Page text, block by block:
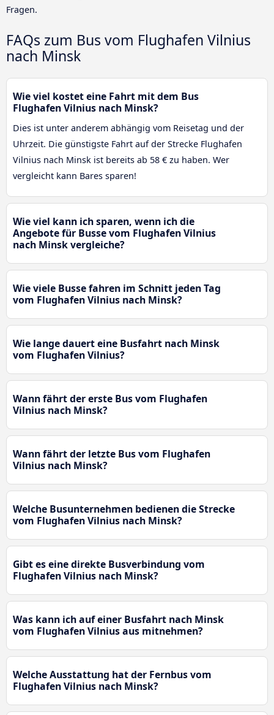
Fragen.
FAQs zum Bus vom Flughafen Vilnius
nach Minsk
Wie viel kostet eine Fahrt mit dem Bus
Flughafen Vilnius nach Minsk?
Dies ist unter anderem abhängig vom Reisetag und der
Uhrzeit. Die günstigste Fahrt auf der Strecke Flughafen
Vilnius nach Minsk ist bereits ab 58 € zu haben. Wer
vergleicht kann Bares sparen!
Wie viel kann ich sparen, wenn ich die
Angebote für Busse vom Flughafen Vilnius
nach Minsk vergleiche?
Wie viele Busse fahren im Schnitt jeden Tag
vom Flughafen Vilnius nach Minsk?
Wie lange dauert eine Busfahrt nach Minsk
vom Flughafen Vilnius?
Wann fährt der erste Bus vom Flughafen
Vilnius nach Minsk?
Wann fährt der letzte Bus vom Flughafen
Vilnius nach Minsk?
Welche Busunternehmen bedienen die Strecke
vom Flughafen Vilnius nach Minsk?
Gibt es eine direkte Busverbindung vom
Flughafen Vilnius nach Minsk?
Was kann ich auf einer Busfahrt nach Minsk
vom Flughafen Vilnius aus mitnehmen?
Welche Ausstattung hat der Fernbus vom
Flughafen Vilnius nach Minsk?